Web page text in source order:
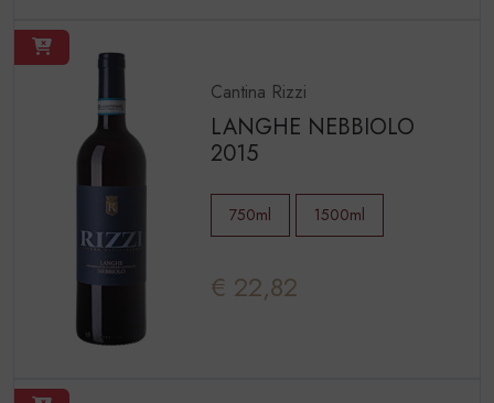
Cantina Rizzi
LANGHE NEBBIOLO
2015
750ml 1500ml
€ 22,82